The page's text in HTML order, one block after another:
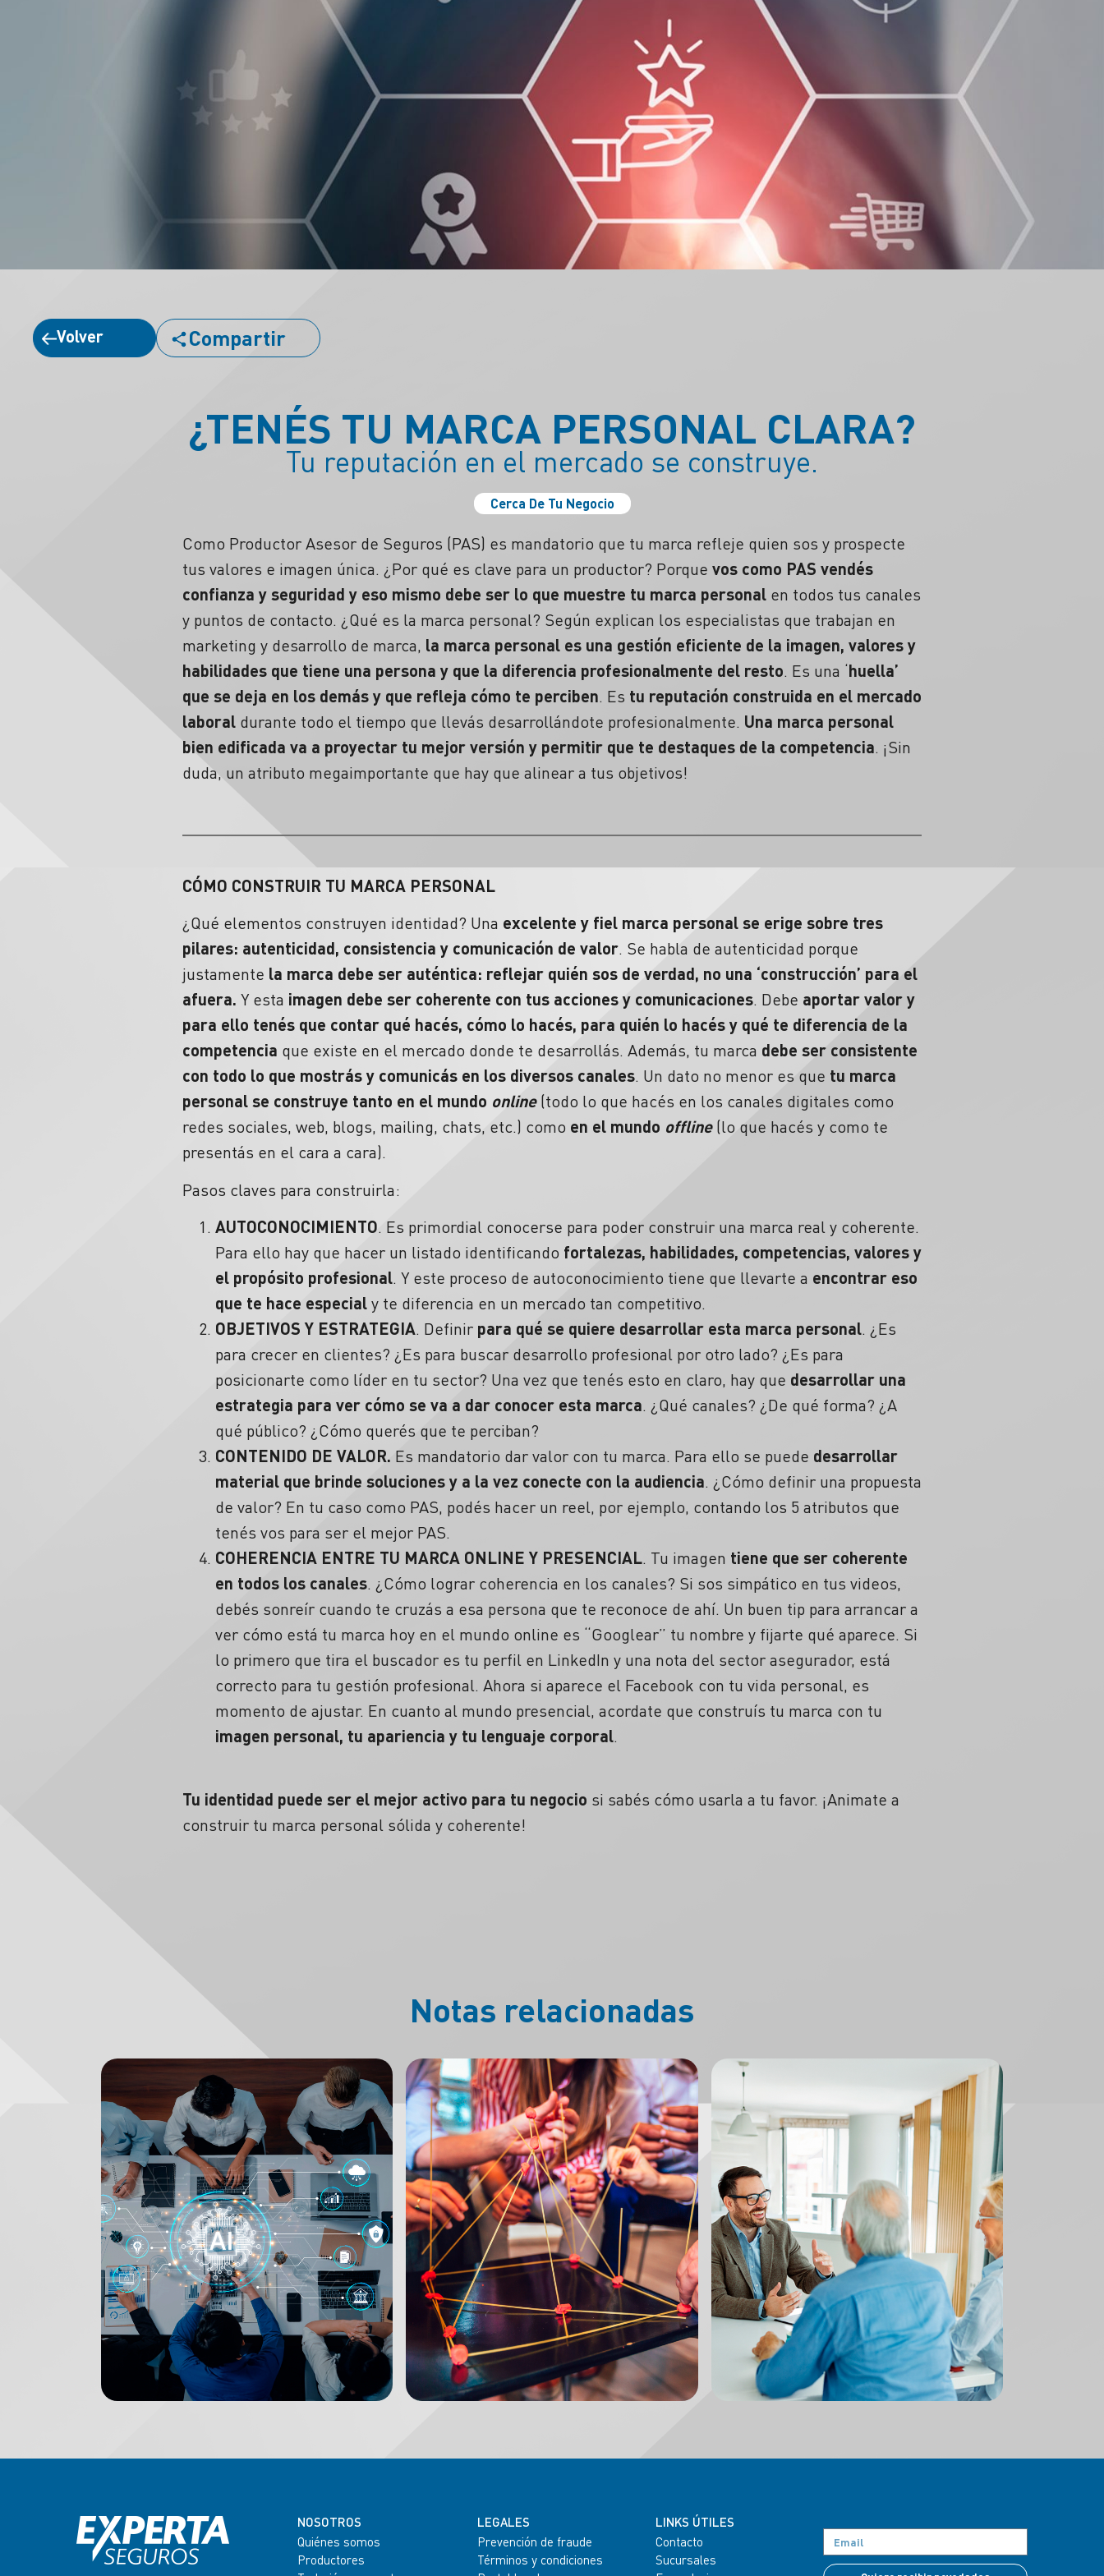
Volver Compartir
¿TENÉS TU MARCA PERSONAL CLARA?
Tu reputación en el mercado se construye.
Cerca De Tu Negocio
Como Productor Asesor de Seguros (PAS) es mandatorio que tu marca refleje quien sos y prospecte
tus valores e imagen única. ¿Por qué es clave para un productor? Porque vos como PAS vendés
confianza y seguridad y eso mismo debe ser lo que muestre tu marca personal en todos tus canales
y puntos de contacto. ¿Qué es la marca personal? Según explican los especialistas que trabajan en
marketing y desarrollo de marca, la marca personal es una gestión eficiente de la imagen, valores y
habilidades que tiene una persona y que la diferencia profesionalmente del resto. Es una ‘huella’
que se deja en los demás y que refleja cómo te perciben. Es tu reputación construida en el mercado
laboral durante todo el tiempo que llevás desarrollándote profesionalmente. Una marca personal
bien edificada va a proyectar tu mejor versión y permitir que te destaques de la competencia. ¡Sin
duda, un atributo megaimportante que hay que alinear a tus objetivos!
CÓMO CONSTRUIR TU MARCA PERSONAL
¿Qué elementos construyen identidad? Una excelente y fiel marca personal se erige sobre tres
pilares: autenticidad, consistencia y comunicación de valor. Se habla de autenticidad porque
justamente la marca debe ser auténtica: reflejar quién sos de verdad, no una ‘construcción’ para el
afuera. Y esta imagen debe ser coherente con tus acciones y comunicaciones. Debe aportar valor y
para ello tenés que contar qué hacés, cómo lo hacés, para quién lo hacés y qué te diferencia de la
competencia que existe en el mercado donde te desarrollás. Además, tu marca debe ser consistente
con todo lo que mostrás y comunicás en los diversos canales. Un dato no menor es que tu marca
personal se construye tanto en el mundo online(todo lo que hacés en los canales digitales como
redes sociales, web, blogs, mailing, chats, etc.) como en el mundo offline(lo que hacés y como te
presentás en el cara a cara).
Pasos claves para construirla:
AUTOCONOCIMIENTO. Es primordial conocerse para poder construir una marca real y coherente.
Para ello hay que hacer un listado identificando fortalezas, habilidades, competencias, valores y
el propósito profesional. Y este proceso de autoconocimiento tiene que llevarte a encontrar eso
que te hace especial y te diferencia en un mercado tan competitivo.
OBJETIVOS Y ESTRATEGIA. Definir para qué se quiere desarrollar esta marca personal. ¿Es
para crecer en clientes? ¿Es para buscar desarrollo profesional por otro lado? ¿Es para
posicionarte como líder en tu sector? Una vez que tenés esto en claro, hay que desarrollar una
estrategia para ver cómo se va a dar conocer esta marca. ¿Qué canales? ¿De qué forma? ¿A
qué público? ¿Cómo querés que te perciban?
CONTENIDO DE VALOR. Es mandatorio dar valor con tu marca. Para ello se puede desarrollar
material que brinde soluciones y a la vez conecte con la audiencia. ¿Cómo definir una propuesta
de valor? En tu caso como PAS, podés hacer un reel, por ejemplo, contando los 5 atributos que
tenés vos para ser el mejor PAS.
COHERENCIA ENTRE TU MARCA ONLINE Y PRESENCIAL. Tu imagen tiene que ser coherente
en todos los canales. ¿Cómo lograr coherencia en los canales? Si sos simpático en tus videos,
debés sonreír cuando te cruzás a esa persona que te reconoce de ahí. Un buen tip para arrancar a
ver cómo está tu marca hoy en el mundo online es “Googlear” tu nombre y fijarte qué aparece. Si
lo primero que tira el buscador es tu perfil en LinkedIn y una nota del sector asegurador, está
correcto para tu gestión profesional. Ahora si aparece el Facebook con tu vida personal, es
momento de ajustar. En cuanto al mundo presencial, acordate que construís tu marca con tu
imagen personal, tu apariencia y tu lenguaje corporal.
Tu identidad puede ser el mejor activo para tu negocio si sabés cómo usarla a tu favor. ¡Animate a
construir tu marca personal sólida y coherente!
Notas relacionadas
NOSOTROS
Quiénes somos
Productores
LEGALES
Prevención de fraude
Términos y condiciones
LINKS ÚTILES
Contacto
Sucursales